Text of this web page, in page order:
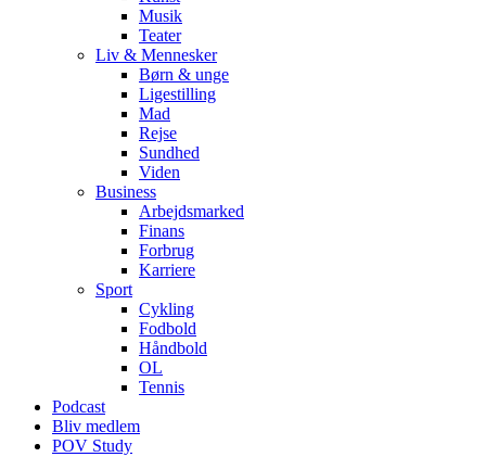
Musik
Teater
Liv & Mennesker
Børn & unge
Ligestilling
Mad
Rejse
Sundhed
Viden
Business
Arbejdsmarked
Finans
Forbrug
Karriere
Sport
Cykling
Fodbold
Håndbold
OL
Tennis
Podcast
Bliv medlem
POV Study